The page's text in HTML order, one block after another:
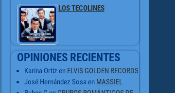
LOS TECOLINES
OPINIONES RECIENTES
Karina Ortiz en ELVIS GOLDEN RECORDS
José Hernández Sosa en MASSIEL